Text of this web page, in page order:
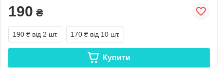
190 ₴
190 ₴ від 2 шт. 170 ₴ від 10 шт.
Купити